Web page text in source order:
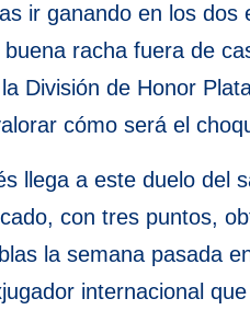
ir ganando en los
racha fuera de
División de Honor
cómo será el
llega a este duelo del
con tres puntos,
la semana pasada
internacional